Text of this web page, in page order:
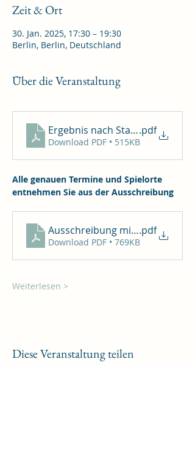
Zeit & Ort
30. Jan. 2025, 17:30 – 19:30
Berlin, Berlin, Deutschland
Über die Veranstaltung
Ergebnis nach Start 1 (29.01.25)
.pdf
Download PDF • 515KB
Alle genauen Termine und Spielorte
entnehmen Sie aus der Ausschreibung
Ausschreibung mit .pdf
Download PDF • 769KB
Weiterlesen >
Diese Veranstaltung teilen